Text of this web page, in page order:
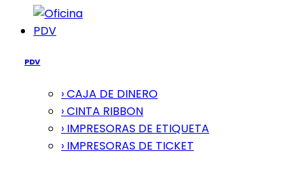
PDV
PDV
› CAJA DE DINERO
› CINTA RIBBON
› IMPRESORAS DE ETIQUETA
› IMPRESORAS DE TICKET